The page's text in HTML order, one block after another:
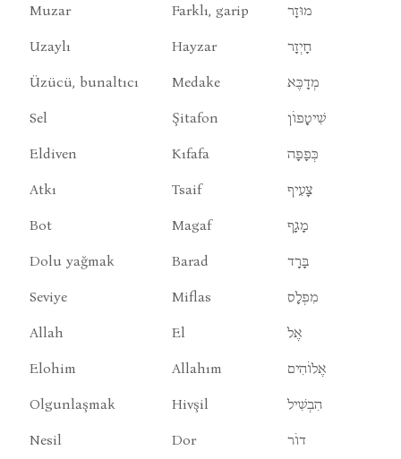
Muzar Farklı, garip מוּזָר
Uzaylı Hayzar חָיְזָר
Üzücü, bunaltıcı Medake מְדָכֶּא
Sel Şitafon שִׁיטָפוֹן
Eldiven Kıfafa כְּפָפָה
Atkı Tsaif צָעִיף
Bot Magaf מָגָף
Dolu yağmak Barad בָּרָד
Seviye Miflas מִפְלָס
Allah El אֶל
Elohim Allahım אֶלוֹהִים
Olgunlaşmak Hivşil הִבְשִׁיל
Nesil Dor דוֹר